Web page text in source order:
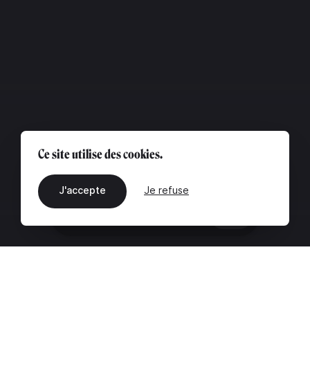
Ce site utilise des cookies.
J'accepte Je refuse